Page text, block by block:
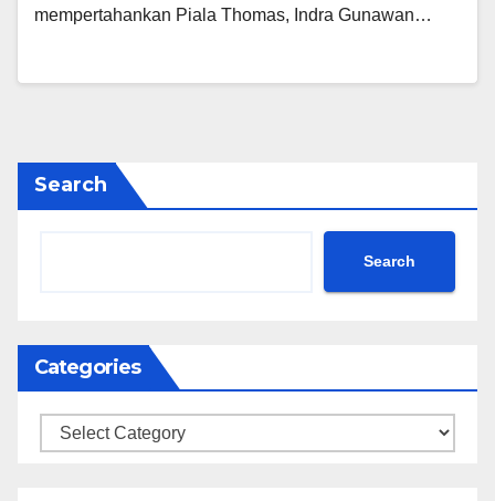
mempertahankan Piala Thomas, Indra Gunawan…
Search
Search
Categories
Categories